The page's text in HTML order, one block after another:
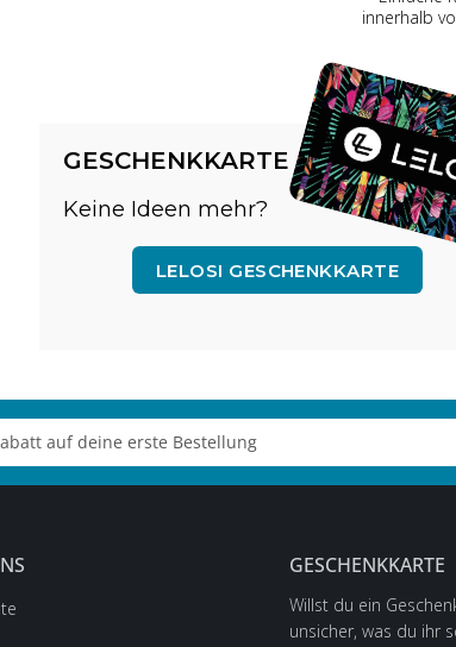
innerhalb
GESCHENKKARTE
Keine Ideen mehr?
LELOSI GESCHENKKARTE
GESCHENKKARTE
Willst du ein
unsicher, was du ihr